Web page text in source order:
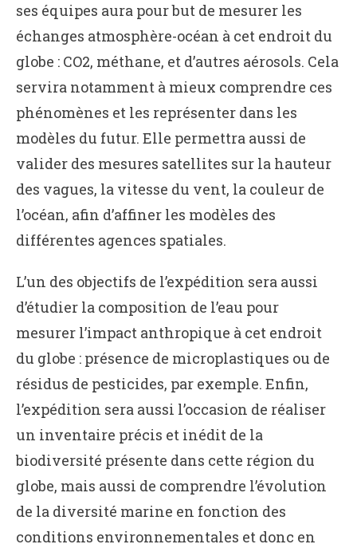
ses équipes aura pour but de mesurer les
échanges atmosphère-océan à cet endroit du
globe : CO2, méthane, et d’autres aérosols. Cela
servira notamment à mieux comprendre ces
phénomènes et les représenter dans les
modèles du futur. Elle permettra aussi de
valider des mesures satellites sur la hauteur
des vagues, la vitesse du vent, la couleur de
l’océan, afin d’affiner les modèles des
différentes agences spatiales.
L’un des objectifs de l’expédition sera aussi
d’étudier la composition de l’eau pour
mesurer l’impact anthropique à cet endroit
du globe : présence de microplastiques ou de
résidus de pesticides, par exemple. Enfin,
l’expédition sera aussi l’occasion de réaliser
un inventaire précis et inédit de la
biodiversité présente dans cette région du
globe, mais aussi de comprendre l’évolution
de la diversité marine en fonction des
conditions environnementales et donc en